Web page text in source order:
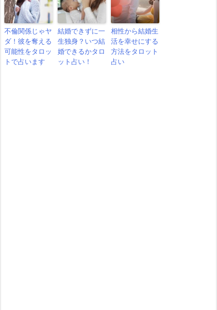
不倫関係じゃヤ
ダ！彼を奪える
可能性をタロッ
トで占います
結婚できずに一
生独身？いつ結
婚できるかタロ
ット占い！
相性から結婚生
活を幸せにする
方法をタロット
占い